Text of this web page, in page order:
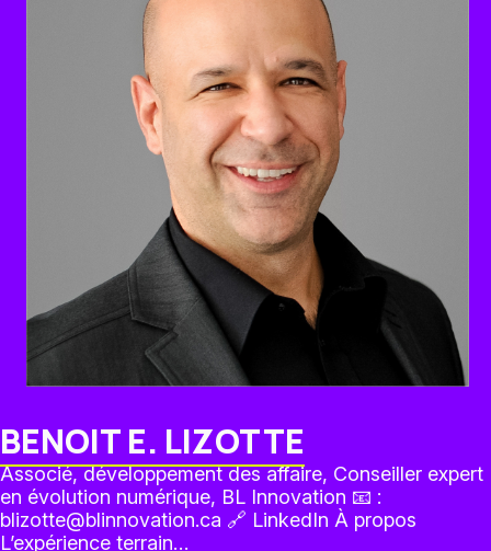
BENOIT E. LIZOTTE
Associé, développement des affaire, Conseiller expert
en évolution numérique, BL Innovation 📧 :
blizotte@blinnovation.ca 🔗 LinkedIn À propos
L’expérience terrain…